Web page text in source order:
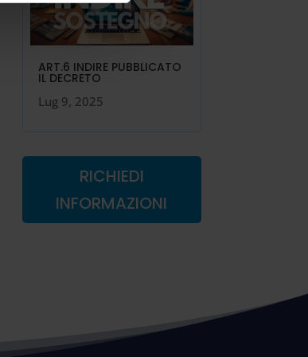
ART.6 INDIRE PUBBLICATO
IL DECRETO
Lug 9, 2025
RICHIEDI
INFORMAZIONI